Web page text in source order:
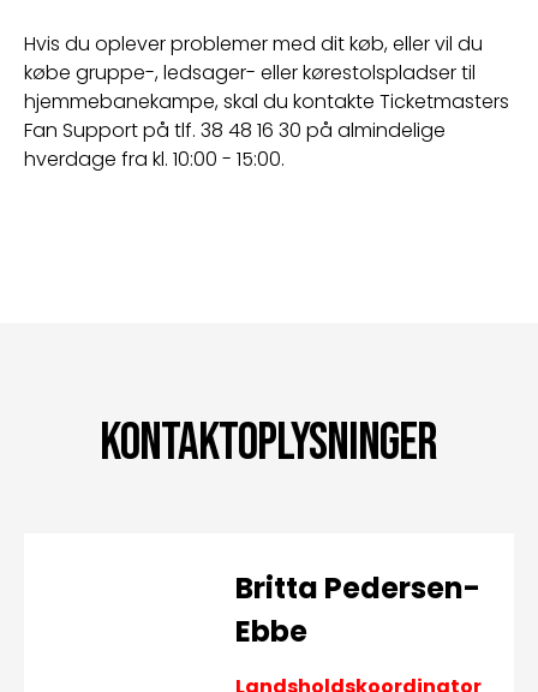
Hvis du oplever problemer med dit køb, eller vil du
købe gruppe-, ledsager- eller kørestolspladser til
hjemmebanekampe, skal du kontakte Ticketmasters
Fan Support på tlf. 38 48 16 30 på almindelige
hverdage fra kl. 10:00 - 15:00.
Kontaktoplysninger
Britta Pedersen-
Ebbe